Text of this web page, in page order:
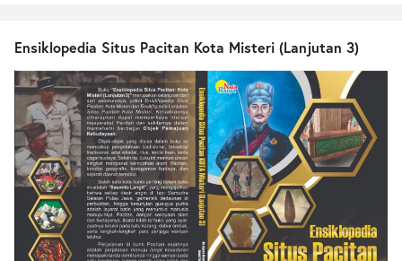
Ensiklopedia Situs Pacitan Kota Misteri (Lanjutan 3)